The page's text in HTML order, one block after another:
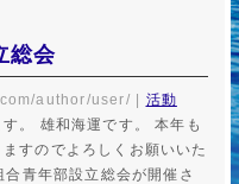
総会
author/user/ | 活動
。 雄和海運です。 本年も
すのでよろしくお願いいた
青年部設立総会が開催さ